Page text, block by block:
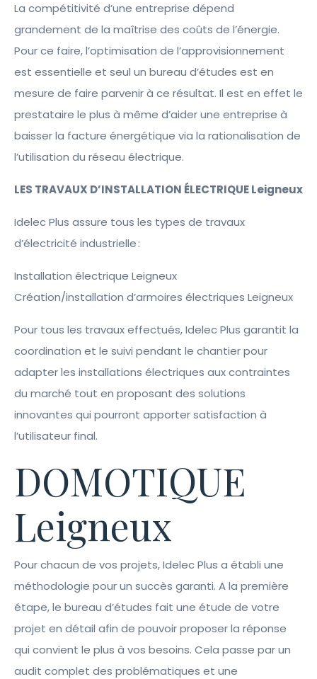
La compétitivité d’une entreprise dépend
grandement de la maîtrise des coûts de l’énergie.
Pour ce faire, l’optimisation de l’approvisionnement
est essentielle et seul un bureau d’études est en
mesure de faire parvenir à ce résultat. Il est en effet le
prestataire le plus à même d’aider une entreprise à
baisser la facture énergétique via la rationalisation de
l’utilisation du réseau électrique.
LES TRAVAUX D’INSTALLATION ÉLECTRIQUE Leigneux
Idelec Plus assure tous les types de travaux
d’électricité industrielle :
Installation électrique Leigneux
Création/installation d’armoires électriques Leigneux
Pour tous les travaux effectués, Idelec Plus garantit la
coordination et le suivi pendant le chantier pour
adapter les installations électriques aux contraintes
du marché tout en proposant des solutions
innovantes qui pourront apporter satisfaction à
l’utilisateur final.
DOMOTIQUE
Leigneux
Pour chacun de vos projets, Idelec Plus a établi une
méthodologie pour un succès garanti. A la première
étape, le bureau d’études fait une étude de votre
projet en détail afin de pouvoir proposer la réponse
qui convient le plus à vos besoins. Cela passe par un
audit complet des problématiques et une